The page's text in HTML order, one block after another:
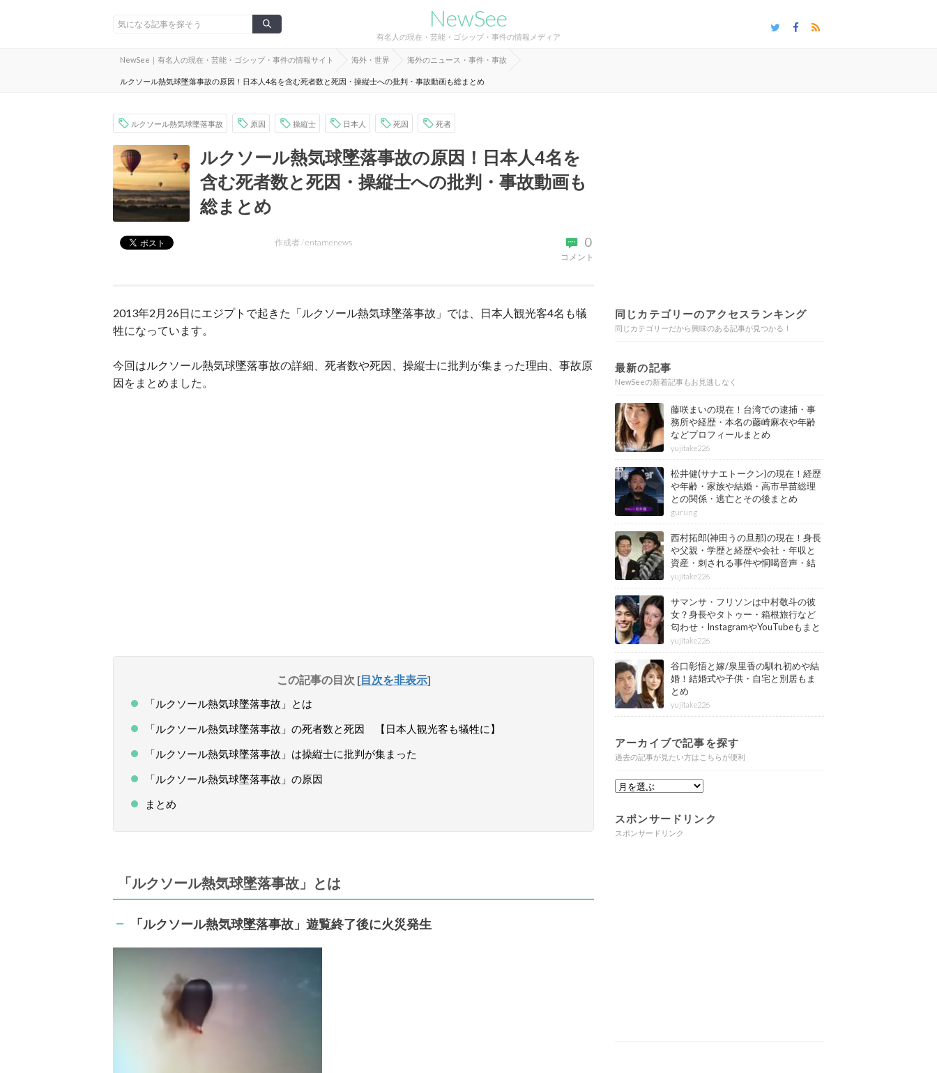
NewSee
有名人の現在・芸能・ゴシップ・事件の情報メディア
NewSee｜有名人の現在・芸能・ゴシップ・事件の情報サイト 海外・世界 海外のニュース・事件・事故
ルクソール熱気球墜落事故の原因！日本人4名を含む死者数と死因・操縦士への批判・事故動画も総まとめ
ルクソール熱気球墜落事故 原因 操縦士 日本人 死因 死者
ルクソール熱気球墜落事故の原因！日本人4名を
含む死者数と死因・操縦士への批判・事故動画も
総まとめ
0
コメント
作成者 /entamenews
2013年2月26日にエジプトで起きた「ルクソール熱気球墜落事故」では、日本人観光客4名も犠
牲になっています。
今回はルクソール熱気球墜落事故の詳細、死者数や死因、操縦士に批判が集まった理由、事故原
因をまとめました。
この記事の目次 [目次を非表示]
「ルクソール熱気球墜落事故」とは
「ルクソール熱気球墜落事故」の死者数と死因 【日本人観光客も犠牲に】
「ルクソール熱気球墜落事故」は操縦士に批判が集まった
「ルクソール熱気球墜落事故」の原因
まとめ
「ルクソール熱気球墜落事故」とは
「ルクソール熱気球墜落事故」遊覧終了後に火災発生
同じカテゴリーのアクセスランキング
同じカテゴリーだから興味のある記事が見つかる！
最新の記事
NewSeeの新着記事もお見逃しなく
藤咲まいの現在！台湾での逮捕・事
務所や経歴・本名の藤崎麻衣や年齢
などプロフィールまとめ
yujitake226
松井健(サナエトークン)の現在！経歴
や年齢・家族や結婚・高市早苗総理
との関係・逃亡とその後まとめ
gurung
西村拓郎(神田うの旦那)の現在！身長
や父親・学歴と経歴や会社・年収と
資産・刺される事件や恫喝音声・結
婚と子供や自宅・脳梗塞の病気もま
とめ
yujitake226
サマンサ・フリソンは中村敬斗の彼
女？身長やタトゥー・箱根旅行など
匂わせ・InstagramやYouTubeもまと
め
yujitake226
谷口彰悟と嫁/泉里香の馴れ初めや結
婚！結婚式や子供・自宅と別居もま
とめ
yujitake226
アーカイブで記事を探す
過去の記事が見たい方はこちらが便利
スポンサードリンク
スポンサードリンク